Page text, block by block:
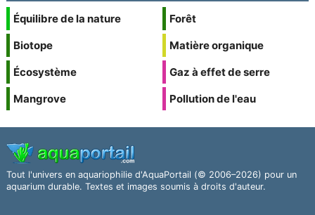
Équilibre de la nature
Biotope
Écosystème
Mangrove
Forêt
Matière organique
Gaz à effet de serre
Pollution de l'eau
Tout l'univers en aquariophilie d'AquaPortail (© 2006–2026) pour un
aquarium durable. Textes et images soumis à droits d'auteur.